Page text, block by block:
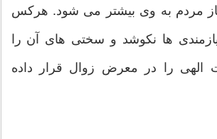
مردم به وی بیشتر می شود. هرکس
ها نکوشد و سختی های آن را
الهی را در معرض زوال قرار داده